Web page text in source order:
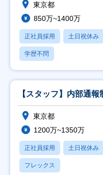
東京都
850万~1400万
正社員採用 土日祝休み
学歴不問
【スタッフ】内部通
東京都
1200万~1350万
正社員採用 土日祝休み
フレックス